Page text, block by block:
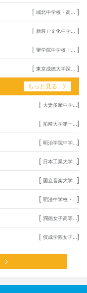
[ 城北中学校・高... ]
[ 新渡戸文化中学... ]
[ 聖学院中学校・... ]
[ 東京成徳大学深... ]
もっと見る
[ 大妻多摩中学... ]
[ 拓殖大学第一... ]
[ 明治学院中学... ]
[ 日本工業大学... ]
[ 国立音楽大学... ]
[ 明法中学校・... ]
[ 潤徳女子高等... ]
[ 佼成学園女子... ]